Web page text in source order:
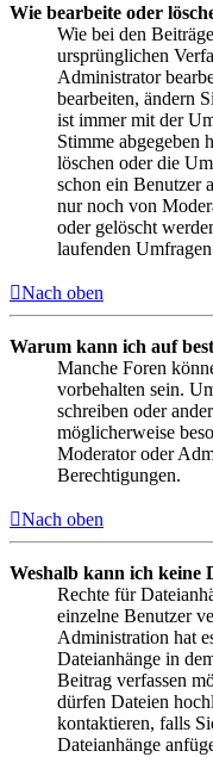
Wie bearbeite oder
Wie bei den
ursprünglichen
Administrator
bearbeiten, ändern
ist immer mit der
Stimme abgegeben
löschen oder die
schon ein Benutzer
nur noch von
oder gelöscht
laufenden
Nach oben
Warum kann ich auf
Manche Foren
vorbehalten sein.
schreiben oder
möglicherweise
Moderator oder
Berechtigungen.
Nach oben
Weshalb kann ich keine
Rechte für
einzelne Benutzer
Administration hat
Dateianhänge in
Beitrag verfassen
dürfen Dateien
kontaktieren, falls
Dateianhänge